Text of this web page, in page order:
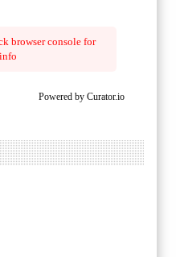
browser console for
Powered by Curator.io